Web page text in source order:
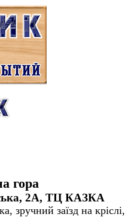
гора
2А, ТЦ КАЗКА
зручний заїзд на кріслі,